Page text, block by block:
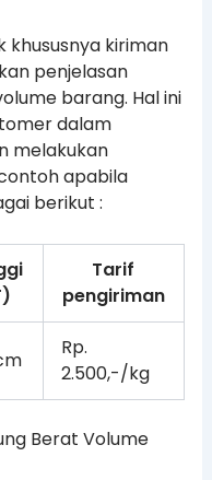
khususnya kiriman
penjelasan
barang. Hal ini
dalam
melakukan
apabila
berikut :
Tarif
pengiriman
Rp.
2.500,-/kg
Berat Volume